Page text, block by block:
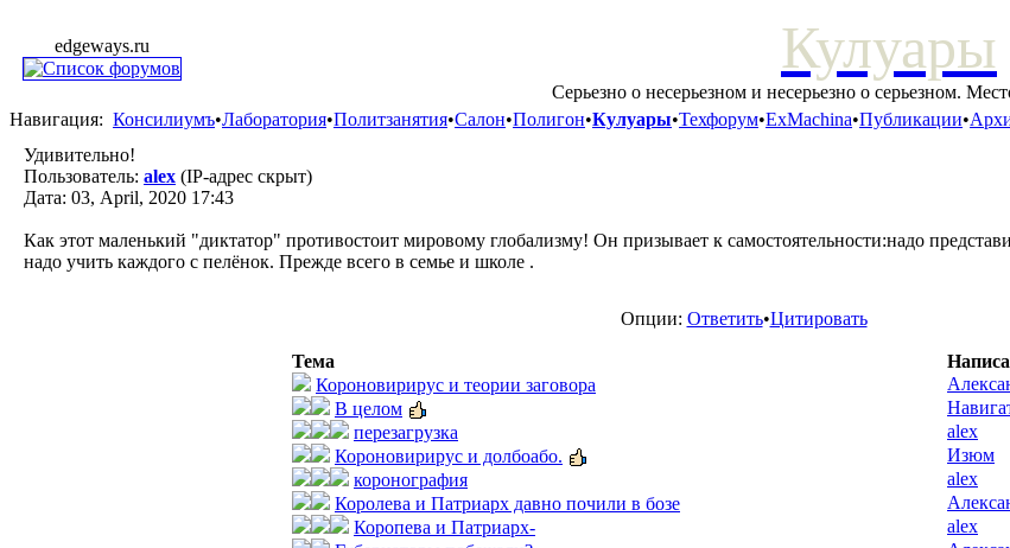
edgeways.ru Кулуары
Серьезно о несерьезном и несерьезно о серьезном.
Навигация: Консилиумъ•Лаборатория•Политзанятия•Салон•Полигон•Кулуары•Техфорум•ExMachina•Публикации•
Удивительно!
Пользователь: alex (IP-адрес скрыт)
Дата: 03, April, 2020 17:43
Как этот маленький "диктатор" противостоит мировому глобализму! Он призывает к самостоятельности:надо
надо учить каждого с пелёнок. Прежде всего в семье и школе .
Опции: Ответить•Цитировать
Тема
Короновирирус и теории заговора
В целом
перезагрузка
alex
Короновирирус и долбоабо.
Изюм
коронография
alex
Королева и Патриарх давно почили в бозе
Коропева и Патриарх-
alex